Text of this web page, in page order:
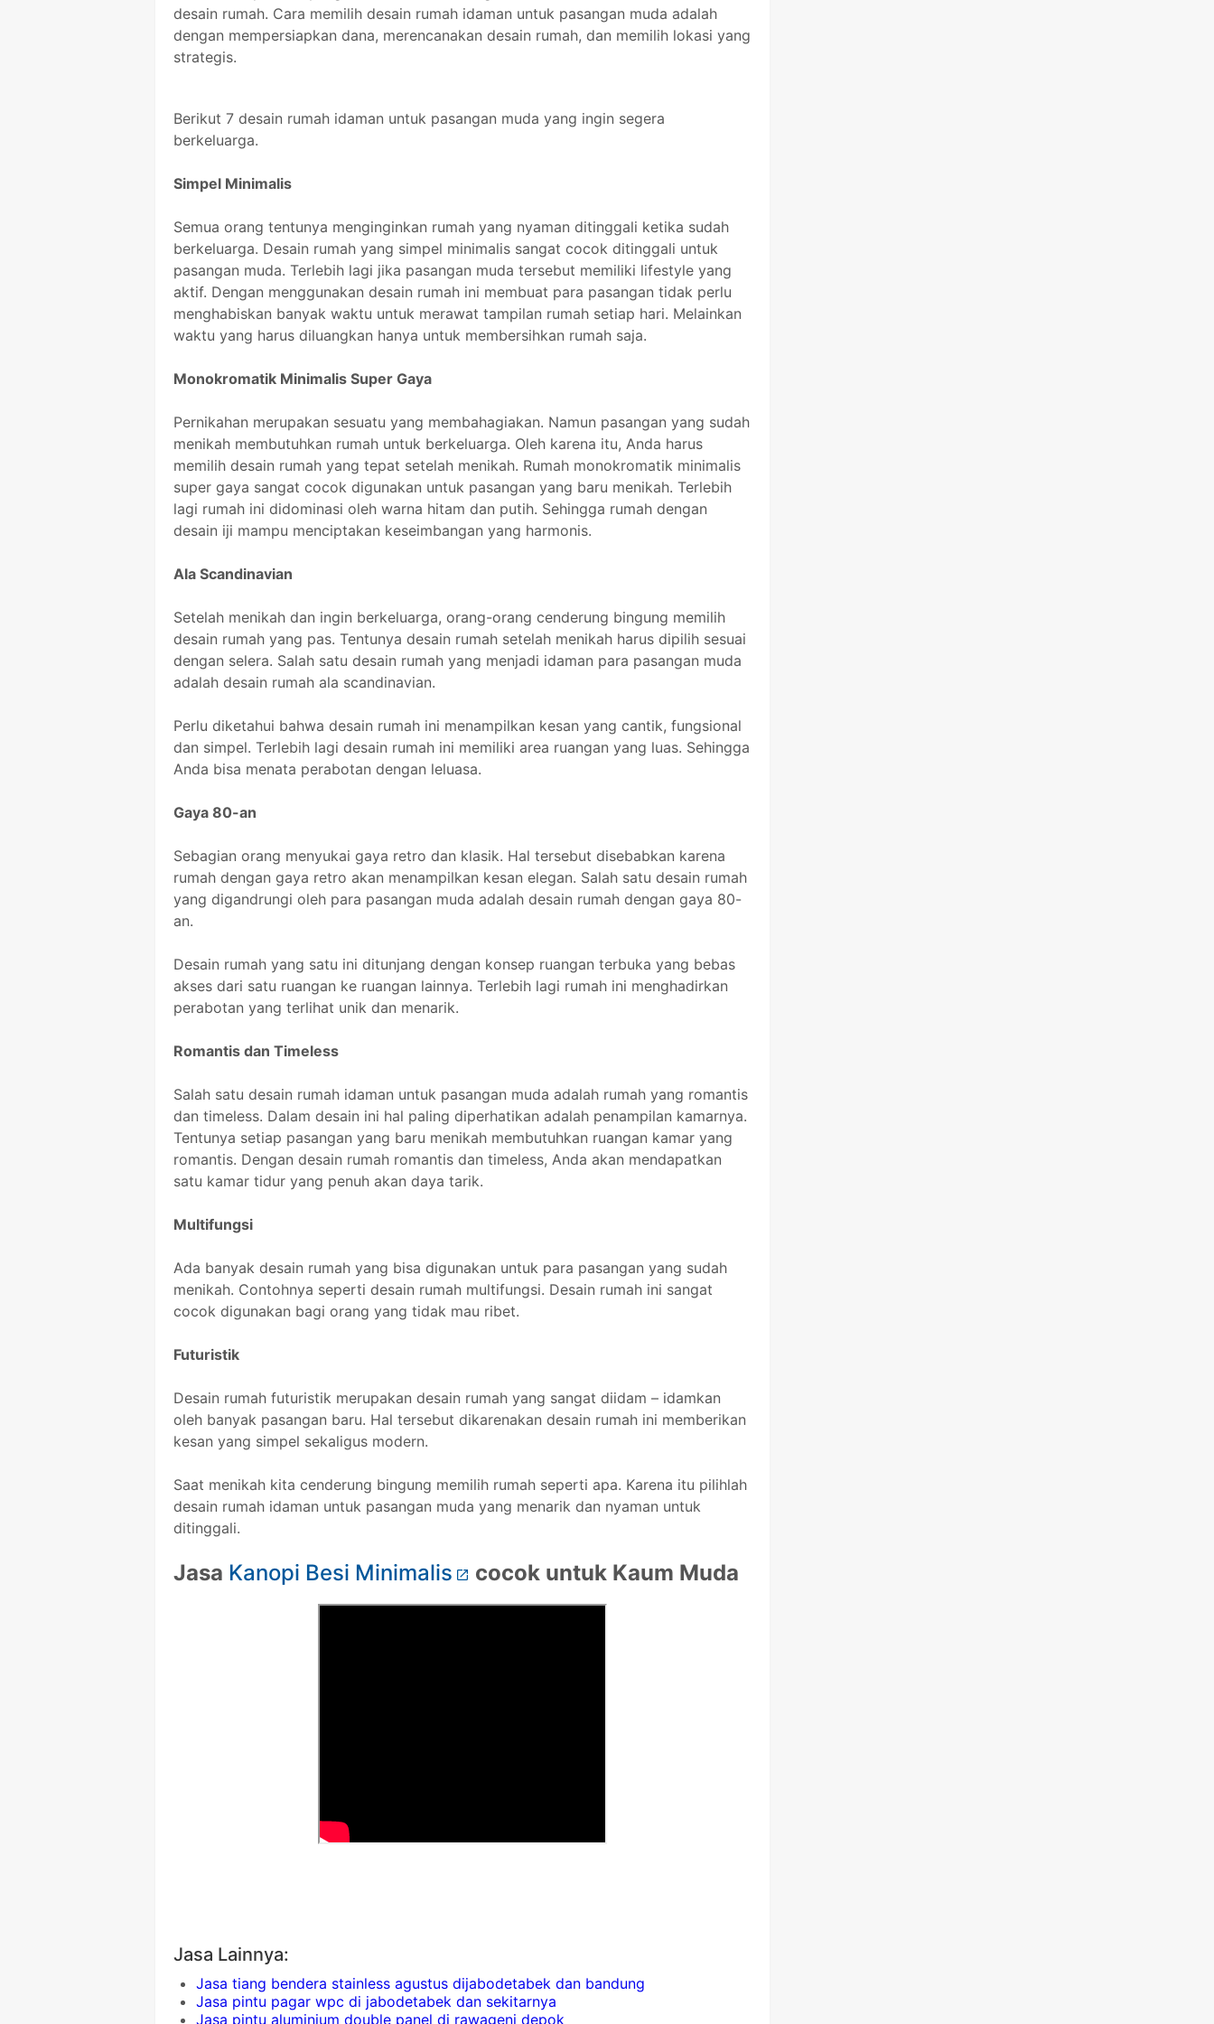
desain rumah. Cara memilih desain rumah idaman untuk pasangan muda adalah
dengan mempersiapkan dana, merencanakan desain rumah, dan memilih lokasi yang
strategis.
Berikut 7 desain rumah idaman untuk pasangan muda yang ingin segera
berkeluarga.
Simpel Minimalis
Semua orang tentunya menginginkan rumah yang nyaman ditinggali ketika sudah
berkeluarga. Desain rumah yang simpel minimalis sangat cocok ditinggali untuk
pasangan muda. Terlebih lagi jika pasangan muda tersebut memiliki lifestyle yang
aktif. Dengan menggunakan desain rumah ini membuat para pasangan tidak perlu
menghabiskan banyak waktu untuk merawat tampilan rumah setiap hari. Melainkan
waktu yang harus diluangkan hanya untuk membersihkan rumah saja.
Monokromatik Minimalis Super Gaya
Pernikahan merupakan sesuatu yang membahagiakan. Namun pasangan yang sudah
menikah membutuhkan rumah untuk berkeluarga. Oleh karena itu, Anda harus
memilih desain rumah yang tepat setelah menikah. Rumah monokromatik minimalis
super gaya sangat cocok digunakan untuk pasangan yang baru menikah. Terlebih
lagi rumah ini didominasi oleh warna hitam dan putih. Sehingga rumah dengan
desain iji mampu menciptakan keseimbangan yang harmonis.
Ala Scandinavian
Setelah menikah dan ingin berkeluarga, orang-orang cenderung bingung memilih
desain rumah yang pas. Tentunya desain rumah setelah menikah harus dipilih sesuai
dengan selera. Salah satu desain rumah yang menjadi idaman para pasangan muda
adalah desain rumah ala scandinavian.
Perlu diketahui bahwa desain rumah ini menampilkan kesan yang cantik, fungsional
dan simpel. Terlebih lagi desain rumah ini memiliki area ruangan yang luas. Sehingga
Anda bisa menata perabotan dengan leluasa.
Gaya 80-an
Sebagian orang menyukai gaya retro dan klasik. Hal tersebut disebabkan karena
rumah dengan gaya retro akan menampilkan kesan elegan. Salah satu desain rumah
yang digandrungi oleh para pasangan muda adalah desain rumah dengan gaya 80-
an.
Desain rumah yang satu ini ditunjang dengan konsep ruangan terbuka yang bebas
akses dari satu ruangan ke ruangan lainnya. Terlebih lagi rumah ini menghadirkan
perabotan yang terlihat unik dan menarik.
Romantis dan Timeless
Salah satu desain rumah idaman untuk pasangan muda adalah rumah yang romantis
dan timeless. Dalam desain ini hal paling diperhatikan adalah penampilan kamarnya.
Tentunya setiap pasangan yang baru menikah membutuhkan ruangan kamar yang
romantis. Dengan desain rumah romantis dan timeless, Anda akan mendapatkan
satu kamar tidur yang penuh akan daya tarik.
Multifungsi
Ada banyak desain rumah yang bisa digunakan untuk para pasangan yang sudah
menikah. Contohnya seperti desain rumah multifungsi. Desain rumah ini sangat
cocok digunakan bagi orang yang tidak mau ribet.
Futuristik
Desain rumah futuristik merupakan desain rumah yang sangat diidam – idamkan
oleh banyak pasangan baru. Hal tersebut dikarenakan desain rumah ini memberikan
kesan yang simpel sekaligus modern.
Saat menikah kita cenderung bingung memilih rumah seperti apa. Karena itu pilihlah
desain rumah idaman untuk pasangan muda yang menarik dan nyaman untuk
ditinggali.
Jasa Kanopi Besi Minimalis cocok untuk Kaum Muda
Jasa Lainnya:
Jasa tiang bendera stainless agustus dijabodetabek dan bandung
Jasa pintu pagar wpc di jabodetabek dan sekitarnya
Jasa pintu aluminium double panel di rawageni depok